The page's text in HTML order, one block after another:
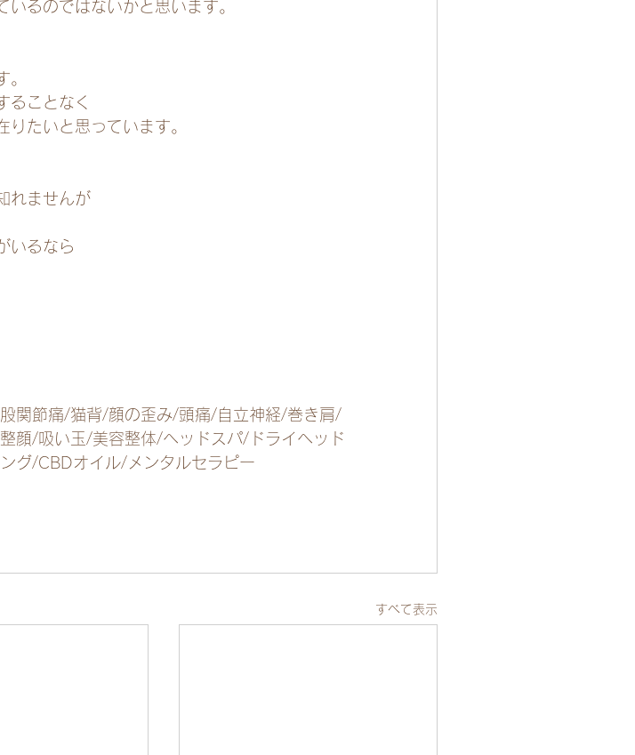
るのではないかと思います。
。
ることなく
たいと思っています。
れませんが
いるなら
関節痛/猫背/顔の歪み/頭痛/自立神経/巻き肩/
顔/吸い玉/美容整体/ヘッドスパ/ドライヘッド
グ/CBDオイル/メンタルセラピー
すべて表示